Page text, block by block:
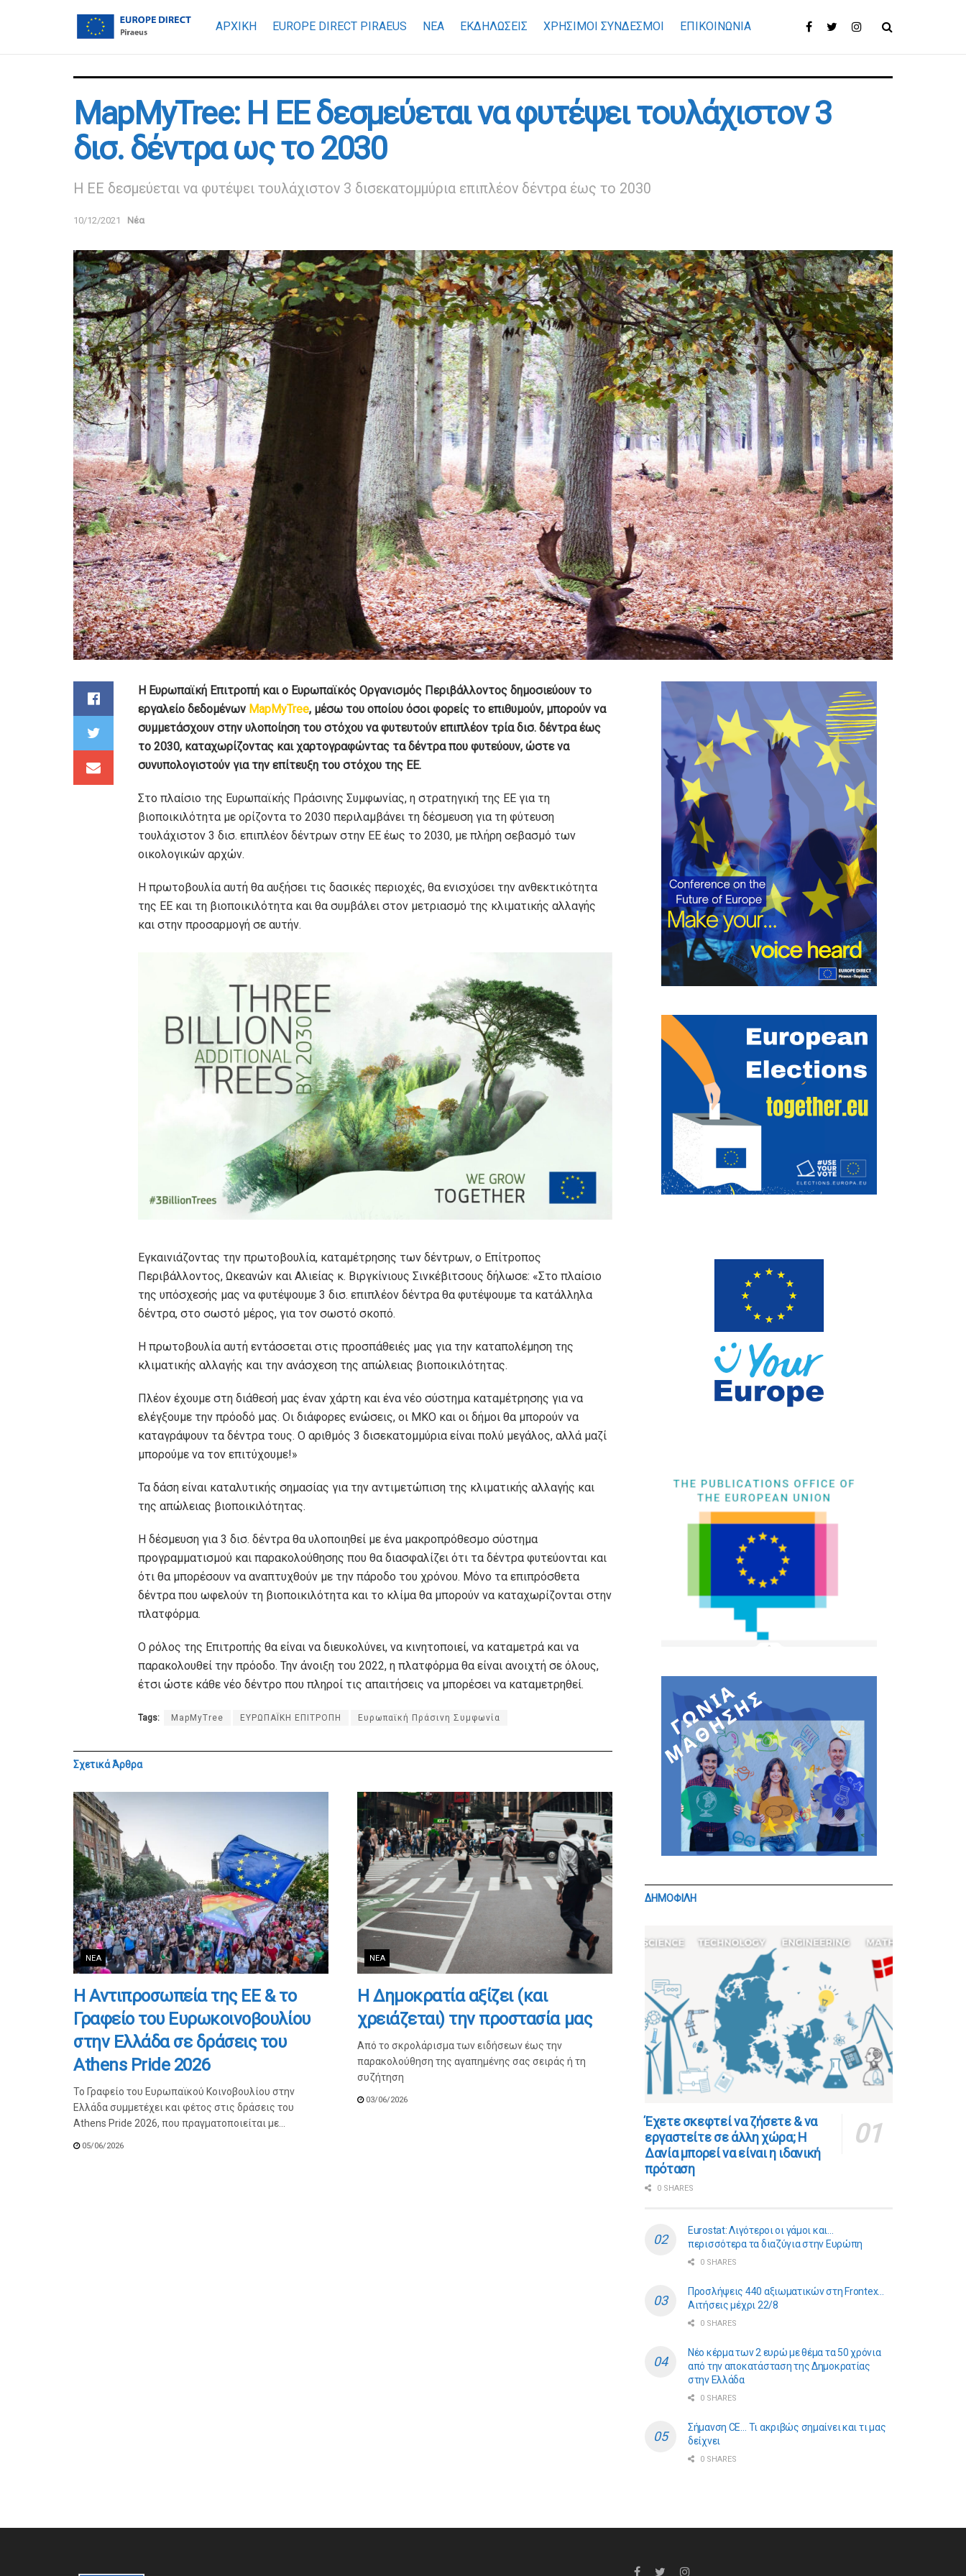
ΑΡΧΙΚΗ EUROPE DIRECT PIRAEUS ΝΕΑ ΕΚΔΗΛΩΣΕΙΣ ΧΡΉΣΙΜΟΙ ΣΎΝΔΕΣΜΟΙ ΕΠΙΚΟΙΝΩΝΊΑ
MapMyTree: Η ΕΕ δεσμεύεται να φυτέψει τουλάχιστον 3
δισ. δέντρα ως το 2030
Η ΕΕ δεσμεύεται να φυτέψει τουλάχιστον 3 δισεκατομμύρια επιπλέον δέντρα έως το 2030
10/12/2021 Νέα
Η Ευρωπαϊκή Επιτροπή και ο Ευρωπαϊκός Οργανισμός Περιβάλλοντος δημοσιεύουν το
εργαλείο δεδομένων MapMyTree, μέσω του οποίου όσοι φορείς το επιθυμούν, μπορούν να
συμμετάσχουν στην υλοποίηση του στόχου να φυτευτούν επιπλέον τρία δισ. δέντρα έως
το 2030, καταχωρίζοντας και χαρτογραφώντας τα δέντρα που φυτεύουν, ώστε να
συνυπολογιστούν για την επίτευξη του στόχου της ΕΕ.
Στο πλαίσιο της Ευρωπαϊκής Πράσινης Συμφωνίας, η στρατηγική της ΕΕ για τη
βιοποικιλότητα με ορίζοντα το 2030 περιλαμβάνει τη δέσμευση για τη φύτευση
τουλάχιστον 3 δισ. επιπλέον δέντρων στην ΕΕ έως το 2030, με πλήρη σεβασμό των
οικολογικών αρχών.
Η πρωτοβουλία αυτή θα αυξήσει τις δασικές περιοχές, θα ενισχύσει την ανθεκτικότητα
της ΕΕ και τη βιοποικιλότητα και θα συμβάλει στον μετριασμό της κλιματικής αλλαγής
και στην προσαρμογή σε αυτήν.
Εγκαινιάζοντας την πρωτοβουλία, καταμέτρησης των δέντρων, ο Επίτροπος
Περιβάλλοντος, Ωκεανών και Αλιείας κ. Βιργκίνιους Σινκέβιτσους δήλωσε: «Στο πλαίσιο
της υπόσχεσής μας να φυτέψουμε 3 δισ. επιπλέον δέντρα θα φυτέψουμε τα κατάλληλα
δέντρα, στο σωστό μέρος, για τον σωστό σκοπό.
Η πρωτοβουλία αυτή εντάσσεται στις προσπάθειές μας για την καταπολέμηση της
κλιματικής αλλαγής και την ανάσχεση της απώλειας βιοποικιλότητας.
Πλέον έχουμε στη διάθεσή μας έναν χάρτη και ένα νέο σύστημα καταμέτρησης για να
ελέγξουμε την πρόοδό μας. Οι διάφορες ενώσεις, οι ΜΚΟ και οι δήμοι θα μπορούν να
καταγράψουν τα δέντρα τους. Ο αριθμός 3 δισεκατομμύρια είναι πολύ μεγάλος, αλλά μαζί
μπορούμε να τον επιτύχουμε!»
Τα δάση είναι καταλυτικής σημασίας για την αντιμετώπιση της κλιματικής αλλαγής και
της απώλειας βιοποικιλότητας.
Η δέσμευση για 3 δισ. δέντρα θα υλοποιηθεί με ένα μακροπρόθεσμο σύστημα
προγραμματισμού και παρακολούθησης που θα διασφαλίζει ότι τα δέντρα φυτεύονται και
ότι θα μπορέσουν να αναπτυχθούν με την πάροδο του χρόνου. Μόνο τα επιπρόσθετα
δέντρα που ωφελούν τη βιοποικιλότητα και το κλίμα θα μπορούν να καταχωρίζονται στην
πλατφόρμα.
O ρόλος της Επιτροπής θα είναι να διευκολύνει, να κινητοποιεί, να καταμετρά και να
παρακολουθεί την πρόοδο. Την άνοιξη του 2022, η πλατφόρμα θα είναι ανοιχτή σε όλους,
έτσι ώστε κάθε νέο δέντρο που πληροί τις απαιτήσεις να μπορέσει να καταμετρηθεί.
Tags: MapMyTree ΕΥΡΩΠΑΪΚΗ ΕΠΙΤΡΟΠΗ Ευρωπαϊκή Πράσινη Συμφωνία
ΣχετικάΆρθρα
ΝΈΑ
Η Αντιπροσωπεία της ΕΕ & το
Γραφείο του Ευρωκοινοβουλίου
στην Ελλάδα σε δράσεις του
Athens Pride 2026
Το Γραφείο του Ευρωπαϊκού Κοινοβουλίου στην
Ελλάδα συμμετέχει και φέτος στις δράσεις του
Athens Pride 2026, που πραγματοποιείται με...
05/06/2026
ΝΈΑ
Η Δημοκρατία αξίζει (και
χρειάζεται) την προστασία μας
Από το σκρολάρισμα των ειδήσεων έως την
παρακολούθηση της αγαπημένης σας σειράς ή τη
συζήτηση
03/06/2026
ΔΗΜΟΦΙΛΗ
​​Έχετε σκεφτεί να ζήσετε & να
εργαστείτε σε άλλη χώρα; Η
Δανία μπορεί να είναι η ιδανική
πρόταση
0 SHARES
Eurostat: Λιγότεροι οι γάμοι και…
περισσότερα τα διαζύγια στην Ευρώπη
0 SHARES
Προσλήψεις 440 αξιωματικών στη Frontex…
Αιτήσεις μέχρι 22/8
0 SHARES
Νέο κέρμα των 2 ευρώ με θέμα τα 50 χρόνια
από την αποκατάσταση της Δημοκρατίας
στην Ελλάδα
0 SHARES
Σήμανση CE… Τι ακριβώς σημαίνει και τι μας
δείχνει
0 SHARES